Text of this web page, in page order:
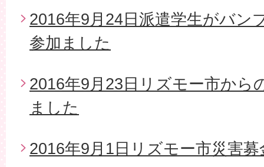
2016年9月24日派遣学生がバン
参加ました
2016年9月23日リズモー市から
ました
2016年9月1日リズモー市災害